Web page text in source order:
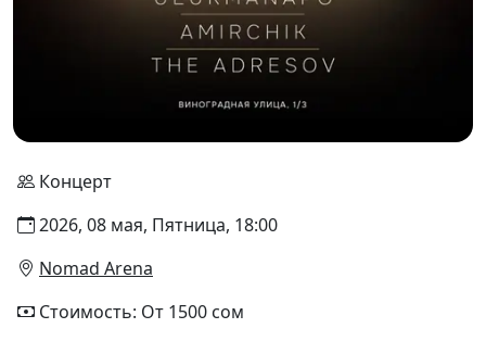
Концерт
2026, 08 мая, Пятница, 18:00
Nomad Arena
Стоимость: От 1500 сом